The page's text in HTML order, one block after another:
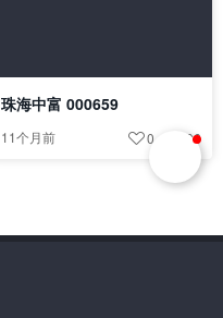
珠海中富 000659
11个月前 96
0